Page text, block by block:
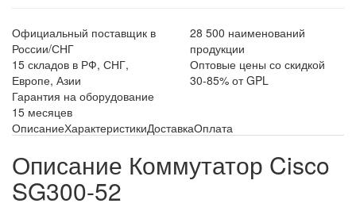
Официальный поставщик в
России/СНГ
28 500 наименований
продукции
15 складов в РФ, СНГ,
Европе, Азии
Оптовые цены со скидкой
30-85% от GPL
Гарантия на оборудование
15 месяцев
ОписаниеХарактеристикиДоставкаОплата
Описание Коммутатор Cisco
SG300-52